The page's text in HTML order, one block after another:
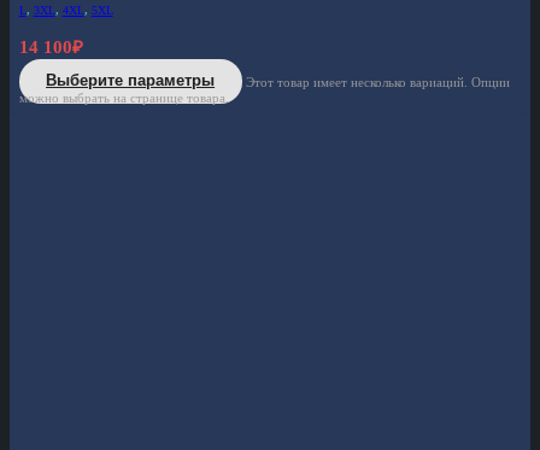
L, 3XL, 4XL, 5XL
14 100₽
Выберите параметры
Этот товар имеет несколько вариаций. Опции
можно выбрать на странице товара.